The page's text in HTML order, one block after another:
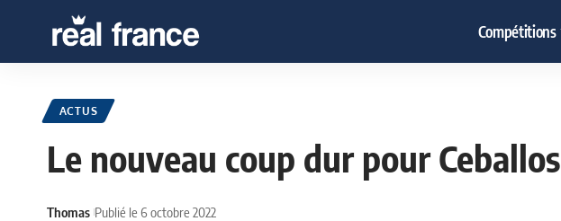
Compétitions
ACTUS
Le nouveau coup dur pour Ceballos
Thomas Publié le 6 octobre 2022